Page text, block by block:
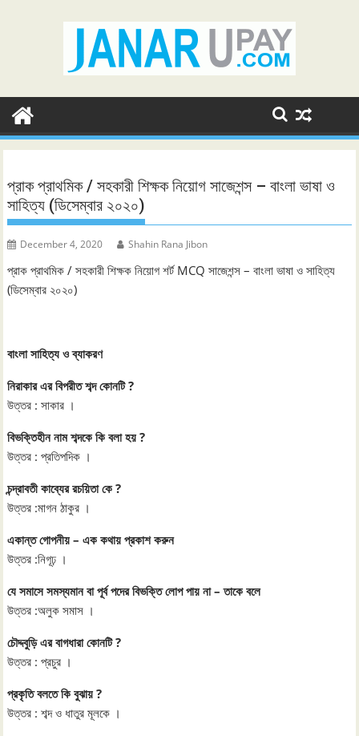
প্রাক প্রাথমিক / সহকারী শিক্ষক নিয়োগ সাজেশন্স – বাংলা ভাষা ও
সাহিত্য (ডিসেম্বার ২০২০)
December 4, 2020 Shahin Rana Jibon
প্রাক প্রাথমিক / সহকারী শিক্ষক নিয়োগ শর্ট MCQ সাজেশন্স – বাংলা ভাষা ও সাহিত্য
(ডিসেম্বার ২০২০)
বাংলা সাহিত্য ও ব্যাকরণ
নিরাকার এর বিপরীত শব্দ কোনটি ?
উত্তর : সাকার ।
বিভক্তিহীন নাম শব্দকে কি বলা হয় ?
উত্তর : প্রতিপদিক ।
চন্দ্রাবতী কাব্যের রচয়িতা কে ?
উত্তর :মাগন ঠাকুর ।
একান্ত গোপনীয় – এক কথায় প্রকাশ করুন
উত্তর :নিগূঢ় ।
যে সমাসে সমস্যমান বা পূর্ব পদের বিভক্তি লোপ পায় না – তাকে বলে
উত্তর :অলুক সমাস ।
চৌদ্দবুড়ি এর বাগধারা কোনটি ?
উত্তর : প্রচুর ।
প্রকৃতি বলতে কি বুঝায় ?
উত্তর : শব্দ ও ধাতুর মূলকে ।